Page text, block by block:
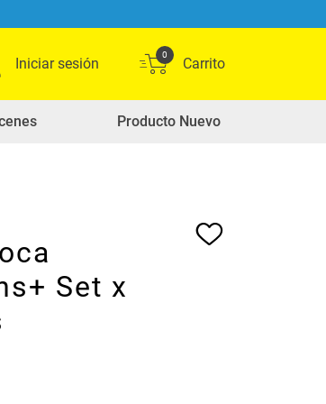
Iniciar sesión
0
Producto Nuevo
Set x